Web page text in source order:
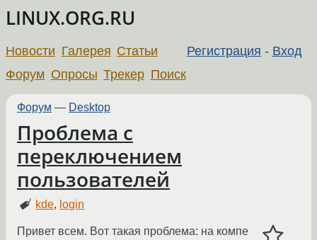
LINUX.ORG.RU
Регистрация - Вход
Новости Галерея Статьи
Форум Опросы Трекер Поиск
Форум — Desktop
Проблема с
переключением
пользователей
kde, login
Привет всем. Вот такая проблема: на компе